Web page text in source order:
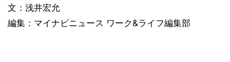
文：浅井宏允
編集：マイナビニュース ワーク&ライフ編集部